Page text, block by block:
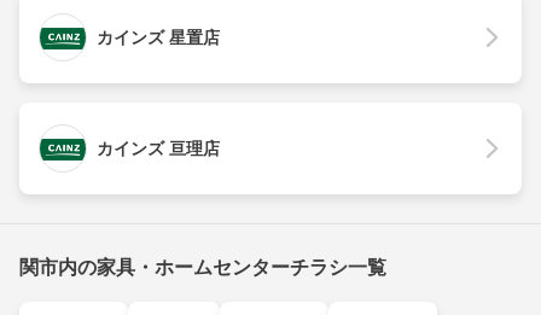
カインズ 星置店
カインズ 亘理店
関市内の家具・ホームセンターチラシ一覧